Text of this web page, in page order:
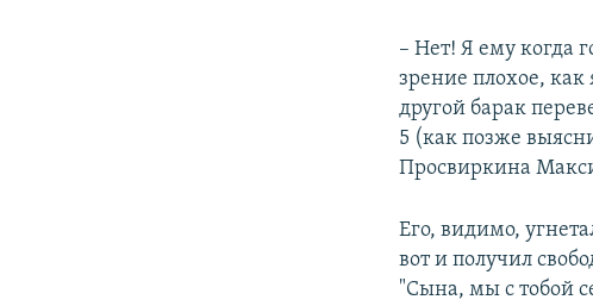
– Нет! Я ему когда
зрение плохое, как
другой барак
5 (как позже
Просвиркина
Его, видимо,
вот и получил
"Сына, мы с тобой